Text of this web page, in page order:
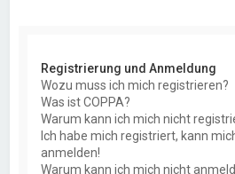
Registrierung und Anmeldung
Wozu muss ich mich registrieren?
Was ist COPPA?
Warum kann ich mich nicht
Ich habe mich registriert, kann
anmelden!
Warum kann ich mich nicht